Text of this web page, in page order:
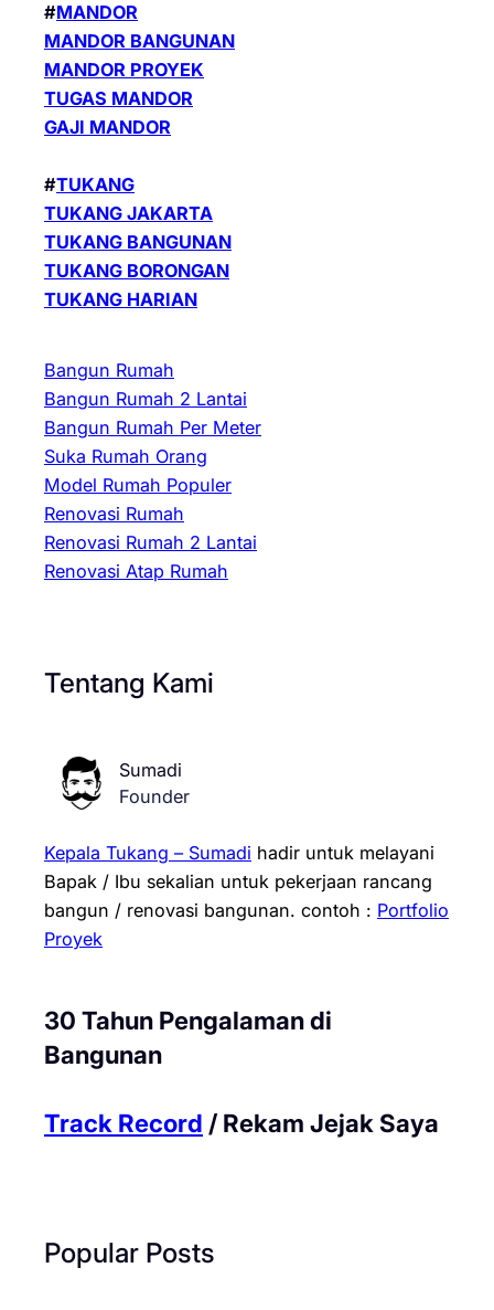
#MANDOR
MANDOR BANGUNAN
MANDOR PROYEK
TUGAS MANDOR
GAJI MANDOR
#TUKANG
TUKANG JAKARTA
TUKANG BANGUNAN
TUKANG BORONGAN
TUKANG HARIAN
Bangun Rumah
Bangun Rumah 2 Lantai
Bangun Rumah Per Meter
Suka Rumah Orang
Model Rumah Populer
Renovasi Rumah
Renovasi Rumah 2 Lantai
Renovasi Atap Rumah
Tentang Kami
Sumadi
Founder
Kepala Tukang – Sumadi hadir untuk melayani
Bapak / Ibu sekalian untuk pekerjaan rancang
bangun / renovasi bangunan. contoh : Portfolio
Proyek
30 Tahun Pengalaman di
Bangunan
Track Record / Rekam Jejak Saya
Popular Posts